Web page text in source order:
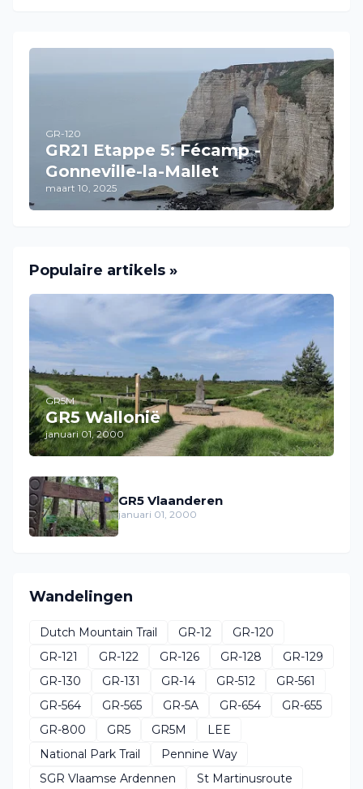
GR-120
GR21 Etappe 5: Fécamp -
Gonneville-la-Mallet
maart 10, 2025
Populaire artikels »
GR5M
GR5 Wallonië
januari 01, 2000
GR5 Vlaanderen
januari 01, 2000
Wandelingen
Dutch Mountain Trail GR-12
GR-120
GR-121
GR-122 GR-126 GR-128
GR-129
GR-130
GR-131 GR-14 GR-512
GR-561
GR-564
GR-565 GR-5A GR-654
GR-655
GR-800
GR5 GR5M
LEE
National Park Trail
Pennine Way
SGR Vlaamse Ardennen
St Martinusroute